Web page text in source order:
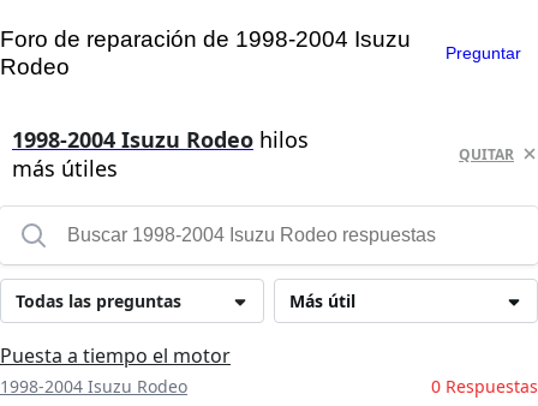
Foro de reparación de 1998-2004 Isuzu
Rodeo
Preguntar
1998-2004 Isuzu Rodeo hilos
más útiles
QUITAR
Más útil
Todas las preguntas
Puesta a tiempo el motor
1998-2004 Isuzu Rodeo 0 Respuestas